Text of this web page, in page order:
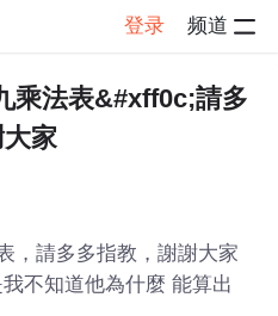
登录 频道
详情
乘法表&#xff0c;請多
家
，請多多指教，謝謝大家
不知道他為什麼 能算出